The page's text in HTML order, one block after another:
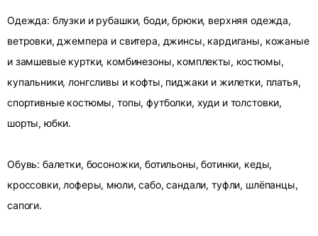
Одежда: блузки и рубашки, боди, брюки, верхняя одежда,
ветровки, джемпера и свитера, джинсы, кардиганы, кожаные
и замшевые куртки, комбинезоны, комплекты, костюмы,
купальники, лонгсливы и кофты, пиджаки и жилетки, платья,
спортивные костюмы, топы, футболки, худи и толстовки,
шорты, юбки.
Обувь: балетки, босоножки, ботильоны, ботинки, кеды,
кроссовки, лоферы, мюли, сабо, сандали, туфли, шлёпанцы,
сапоги.